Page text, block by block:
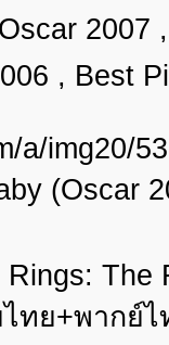
, Best
a/img20/
(Oscar
ไทย+พากย์ไ